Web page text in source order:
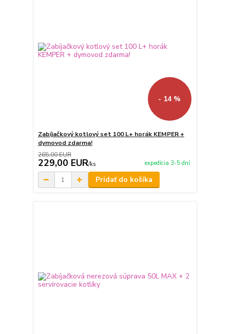
- 14 %
Zabíjačkový kotlový set 100 L+ horák KEMPER +
dymovod zdarma!
265,00 EUR
229,00 EUR/ks expedícia 3-5 dní
Pridať do košíka